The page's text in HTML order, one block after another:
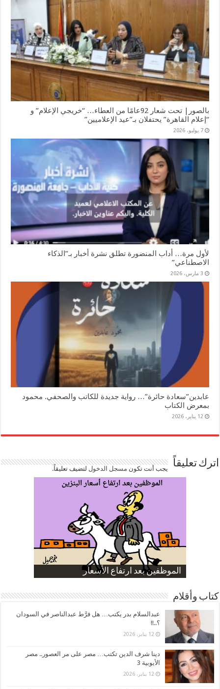
بالصور| تحت شعار 92عامًا من العطاء… “خريجي الإعلام” و
“إعلام القاهرة” يحتفلان بـ”عيد الإعلاميين”
7 يوليو، 2026
لأول مرة… أداب المنضورة تطلق نشرة أخبار بـ”الذكاء
الاصطناعي”
3 مارس، 2026
عابدين”سعادة حائرة”… رواية جديدة للكاتب والصحفي. محمود
بمعرض الكتاب
12 يناير، 2026
اترك تعليقاً يجب أنت تكون مسجل الدخوللتضيف تعليقاً.
الناموس و أنواع الحشرات
الموظفين بعد ارتفاع الأسعار
ارتفاع نسبة الطلاق في مصر
صورة كاركاتيرية
صورة كاركاتيرية
كتاب وأقلام
عبدالسلام بدر يكتب… هل فرَّط عبدالناصر في السودان
؟..!!
12 يناير، 2026
دينا شرف الدين تكتب… مصر على مر العصور.. مصر
الأيوبية 3
12 يناير، 2026